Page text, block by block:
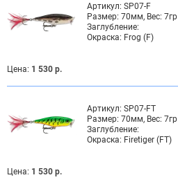
Артикул: SP07-F
Размер: 70мм, Вес: 7гр
Заглубление:
Окраска: Frog (F)
Цена: 1 530 р.
Артикул: SP07-FT
Размер: 70мм, Вес: 7гр
Заглубление:
Окраска: Firetiger (FT)
Цена: 1 530 р.